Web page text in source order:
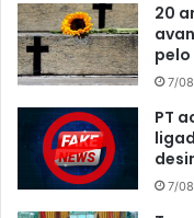
20
7/
PT
7/